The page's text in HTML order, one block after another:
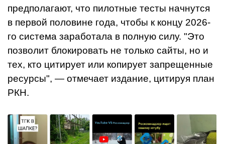
предполагают, что пилотные тесты начнутся
в первой половине года, чтобы к концу 2026-
го система заработала в полную силу. "Это
позволит блокировать не только сайты, но и
тех, кто цитирует или копирует запрещенные
ресурсы", — отмечает издание, цитируя план
РКН.